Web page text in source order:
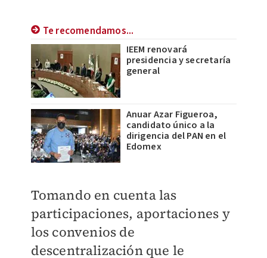
Te recomendamos...
IEEM renovará
presidencia y secretaría
general
Anuar Azar Figueroa,
candidato único a la
dirigencia del PAN en el
Edomex
Tomando en cuenta las
participaciones, aportaciones y
los convenios de
descentralización que le